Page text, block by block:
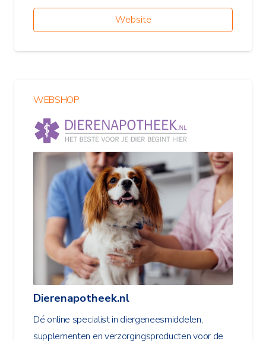
Website
WEBSHOP
Dierenapotheek.nl
Dé online specialist in diergeneesmiddelen,
supplementen en verzorgingsproducten voor de